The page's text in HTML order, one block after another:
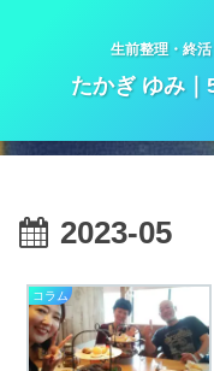
生前整理・終
たかぎ ゆみ
2023-05
コラム